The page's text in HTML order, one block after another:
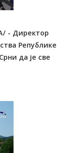
- Директор
Републике
да је све